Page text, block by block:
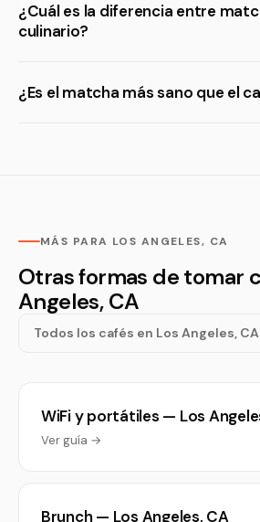
¿Cuál es la diferencia entre
culinario?
¿Es el matcha más sano que el
MÁS PARA LOS ANGELES, CA
Otras formas de tomar
Angeles, CA
Todos los cafés en Los Angeles, CA
WiFi y portátiles — Los
Ver guía →
Brunch — Los Angeles, CA